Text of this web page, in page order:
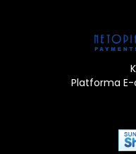
Platforma